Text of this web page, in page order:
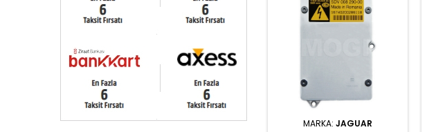
MARKA: JAGUAR